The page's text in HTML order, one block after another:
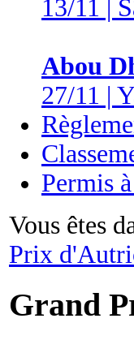
13/11 |
Abou
27/11 |
Permis
Vous êtes
Prix
Grand